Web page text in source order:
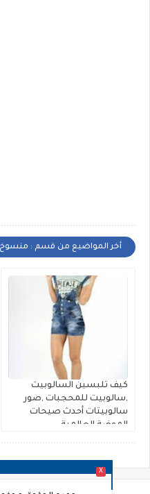
X
أخر المواضيع من قسم :
كيف تلبسين السالوبيت
,سالوبيت للمحجبات ,صور
سالوبيتات أحدث صيحات
الموضة العالمية